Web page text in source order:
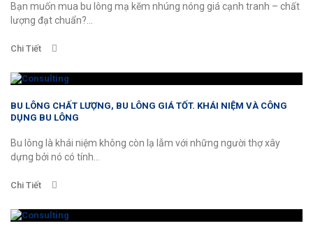
Bạn muốn mua bu lông mạ kẽm nhúng nóng giá cạnh tranh – chất
lượng đạt chuẩn?...
Chi Tiết
BU LÔNG CHẤT LƯỢNG, BU LÔNG GIÁ TỐT. KHÁI NIỆM VÀ CÔNG
DỤNG BU LÔNG
Bu lông là khái niệm không còn lạ lẫm với những người thợ xây
dựng bởi nó có tính...
Chi Tiết